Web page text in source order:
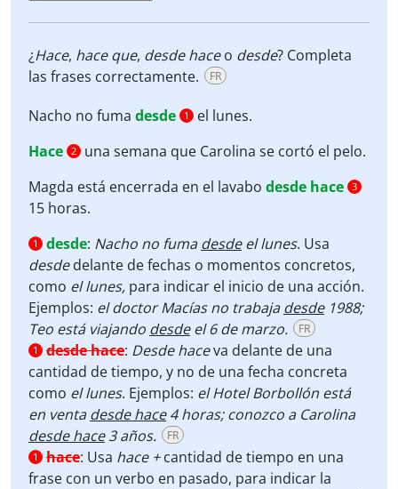
¿Hace, hace que, desde haceo desde? Completa
las frases correctamente.
FR
Nacho no fuma desde 1
el lunes.
Hace 2
una semana que Carolina se cortó el pelo.
Magda está encerrada en el lavabo desde hace 3
15 horas.
1 desde: Nacho no fumadesdeel lunes. Usa
desdedelante de fechas o momentos concretos,
como el lunes, para indicar el inicio de una acción.
Ejemplos: el doctor Macías no trabajadesde1988;
Teo está viajando desdeel 6 de marzo. FR
1 desde hace: Desde haceva delante de una
cantidad de tiempo, y no de una fecha concreta
como el lunes. Ejemplos: el Hotel Borbollón está
en ventadesde hace4 horas; conozco a Carolina
desde hace3 años. FR
1 hace: Usa hace +cantidad de tiempo en una
frase con un verbo en pasado, para indicar la